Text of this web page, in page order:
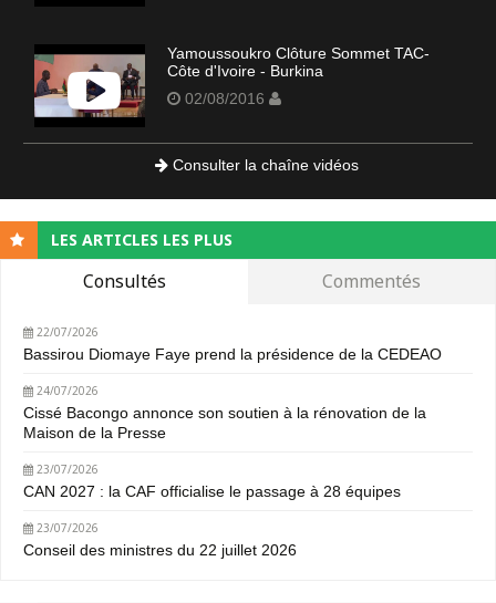
Yamoussoukro Clôture Sommet TAC-
Côte d'Ivoire - Burkina
02/08/2016
Consulter la chaîne vidéos
LES ARTICLES LES PLUS
Consultés Commentés
22/07/2026
Bassirou Diomaye Faye prend la présidence de la CEDEAO
24/07/2026
Cissé Bacongo annonce son soutien à la rénovation de la
Maison de la Presse
23/07/2026
CAN 2027 : la CAF officialise le passage à 28 équipes
23/07/2026
Conseil des ministres du 22 juillet 2026